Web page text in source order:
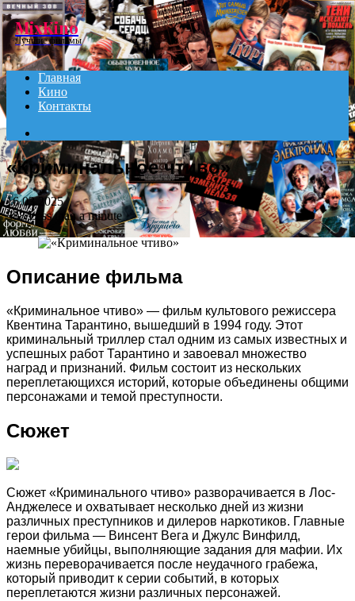
Menu
MixKino
Лучшие фильмы
Главная
Кино
Контакты
for
«Криминальное чтиво»
16.03.2025
388Less than a minute
Описание фильма
«Криминальное чтиво» — фильм культового режиссера
Квентина Тарантино, вышедший в 1994 году. Этот
криминальный триллер стал одним из самых известных и
успешных работ Тарантино и завоевал множество
наград и признаний. Фильм состоит из нескольких
переплетающихся историй, которые объединены общими
персонажами и темой преступности.
Сюжет
Сюжет «Криминального чтиво» разворачивается в Лос-
Анджелесе и охватывает несколько дней из жизни
различных преступников и дилеров наркотиков. Главные
герои фильма — Винсент Вега и Джулс Винфилд,
наемные убийцы, выполняющие задания для мафии. Их
жизнь переворачивается после неудачного грабежа,
который приводит к серии событий, в которых
переплетаются жизни различных персонажей.